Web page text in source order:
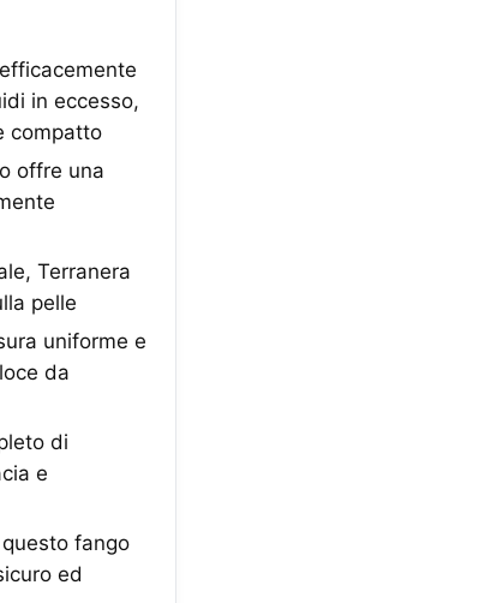
in eccesso,
compatto
offre una
Terranera
pelle
uniforme e
da
di
e
fango
ed